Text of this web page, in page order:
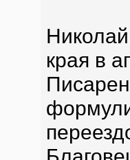
края в